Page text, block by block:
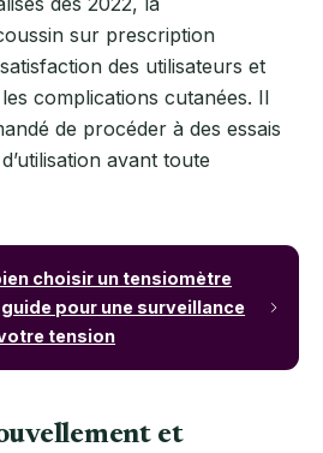
sur prescription
des utilisateurs et
complications cutanées. Il
de procéder à des essais
avant toute
choisir un tensiomètre
pour une surveillance
tension
et